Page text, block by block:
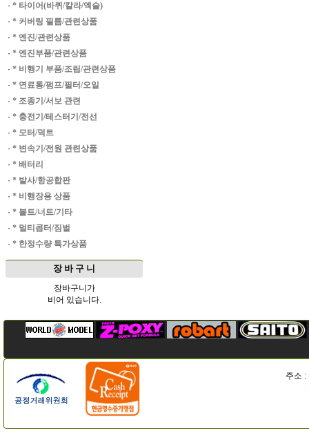
· * 타이어(바퀴/칼라/엑슬)
· * 커버링 필름/관련상품
· * 엔진/관련상품
· * 엔진부품/관련상품
· * 비행기 부품/조립/관련상품
· * 연료통/펌프/필터/오일
· * 조종기/서보 관련
· * 충전기/테스터기/전선
· * 모터/덕트
· * 변속기/전원 관련상품
· * 배터리
· * 발사/항공합판
· * 비행장용 상품
· * 볼트/너트/기타
· * 멀티콥터/짐벌
· * 한정수량 특가상품
장 바 구 니
장바구니가
비어 있습니다.
주소